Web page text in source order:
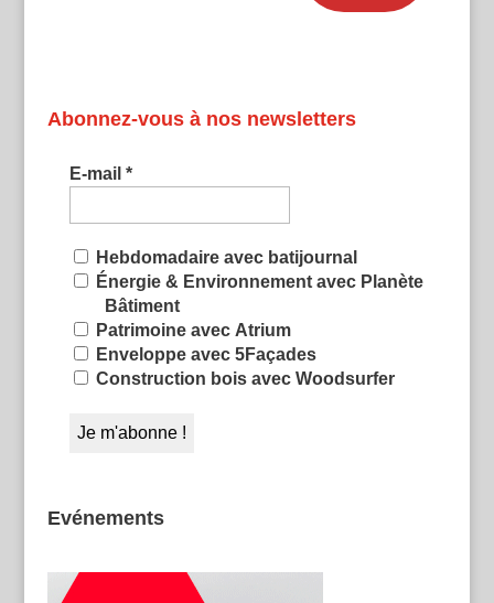
Abonnez-vous à nos newsletters
E-mail *
Hebdomadaire avec batijournal
Énergie & Environnement avec Planète
Bâtiment
Patrimoine avec Atrium
Enveloppe avec 5Façades
Construction bois avec Woodsurfer
Evénements